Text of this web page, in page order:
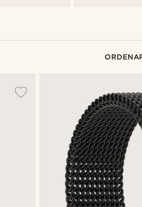
Preço
Preço